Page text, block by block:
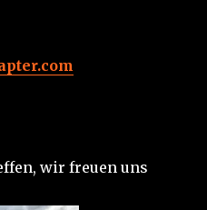
wir freuen uns